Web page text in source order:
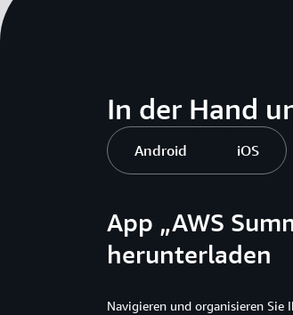
In der Hand
Android iOS
App „AWS
herunterladen
Navigieren und organisieren